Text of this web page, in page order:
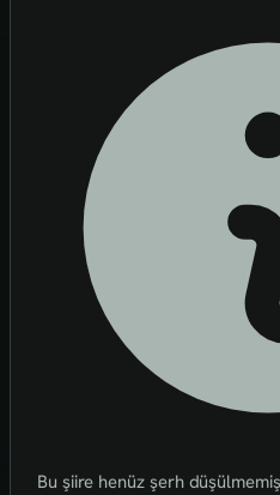
Bu şiire henüz şerh düşülmemiş